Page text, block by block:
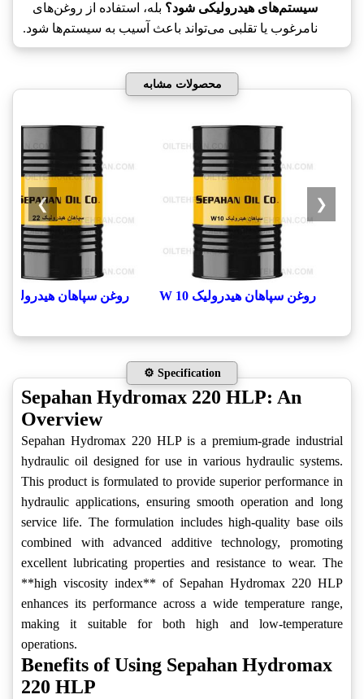
سیستم‌های هیدرولیکی شود؟ بله، استفاده از روغن‌های
نامرغوب یا تقلبی می‌تواند باعث آسیب به سیستم‌ها شود.
محصولات مشابه
روغن سپاهان هیدرولیک 10 W روغن سپاهان هیدرولیک 22
❮
❯
⚙️ Specification
Sepahan Hydromax 220 HLP: An
Overview
Sepahan Hydromax 220 HLP is a premium-grade industrial
hydraulic oil designed for use in various hydraulic systems.
This product is formulated to provide superior performance in
hydraulic applications, ensuring smooth operation and long
service life. The formulation includes high-quality base oils
combined with advanced additive technology, promoting
excellent lubricating properties and resistance to wear. The
**high viscosity index** of Sepahan Hydromax 220 HLP
enhances its performance across a wide temperature range,
making it suitable for both high and low-temperature
operations.
Benefits of Using Sepahan Hydromax
220 HLP